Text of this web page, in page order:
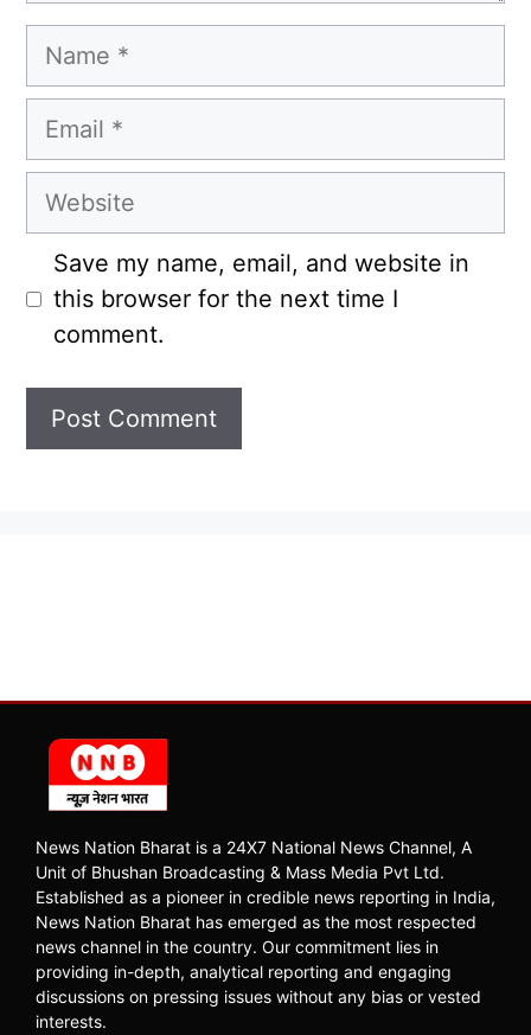
Name
Email
Website
Save my name, email, and website in
this browser for the next time I
comment.
News Nation Bharat is a 24X7 National News Channel, A
Unit of Bhushan Broadcasting & Mass Media Pvt Ltd.
Established as a pioneer in credible news reporting in India,
News Nation Bharat has emerged as the most respected
news channel in the country. Our commitment lies in
providing in-depth, analytical reporting and engaging
discussions on pressing issues without any bias or vested
interests.